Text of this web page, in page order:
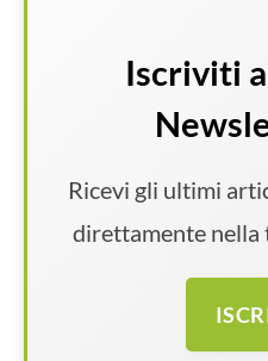
Iscriviti
Ricevi gli ultimi
direttamente nella